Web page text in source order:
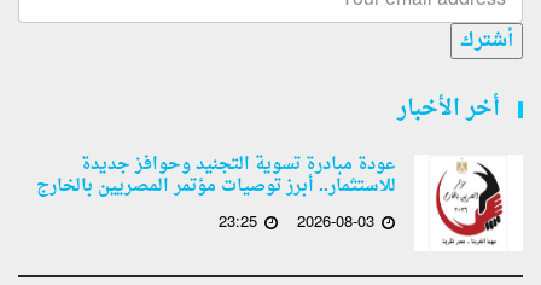
أشترك
أخر الأخبار
عودة مبادرة تسوية التجنيد وحوافز جديدة
للاستثمار.. أبرز توصيات مؤتمر المصريين بالخارج
2026-08-03
23:25